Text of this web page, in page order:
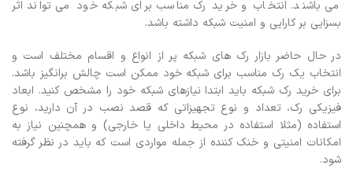
می باشند. انتخاب و خرید رک مناسب برای شبکه خود می تواند اثر
بسزایی بر کارایی و امنیت شبکه داشته باشد.
در حال حاضر بازار رک های شبکه پر از انواع و اقسام مختلف است و
انتخاب یک رک مناسب برای شبکه خود ممکن است چالش برانگیز باشد.
برای خرید رک شبکه باید ابتدا نیازهای شبکه خود را مشخص کنید. ابعاد
فیزیکی رک، تعداد و نوع تجهیزاتی که قصد نصب در آن دارید، نوع
استفاده (مثلا استفاده در محیط داخلی یا خارجی) و همچنین نیاز به
امکانات امنیتی و خنک کننده از جمله مواردی است که باید در نظر گرفته
شود.